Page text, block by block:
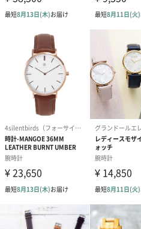
誕生しました。
商品詳細情報
商品本体サイ
幅38.5mm×奥行
商品本体重量
パッケージ内
同梱物
説明書、 保証書
パッケージ外
装
直方体化粧箱
パッケージ外
幅28.5cm×奥行
パッケージ全
249.5g